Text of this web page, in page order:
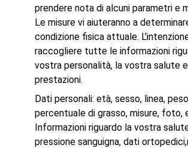
prendere nota di alcuni parametri e
Le misure vi aiuteranno a
condizione fisica attuale.
raccogliere tutte le informazioni
vostra personalità, la vostra salute
prestazioni.
Dati personali: età, sesso, linea,
percentuale di grasso, misure, foto,
Informazioni riguardo la vostra
pressione sanguigna, dati